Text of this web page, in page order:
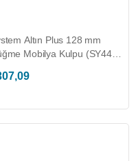
Altın Plus 128 mm
Mobilya Kulpu (SY4477